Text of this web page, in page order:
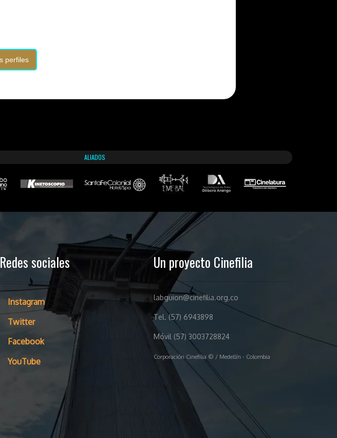
ALIADOS
Redes sociales
Instagram
Twitter
Facebook
YouTube
Un proyecto Cinefilia
labguion@cinefilia.org.co
Tel. (57) 6943898
Móvil (57) 3003728824
Corporación Cinefilia © / Medellín - Colombia